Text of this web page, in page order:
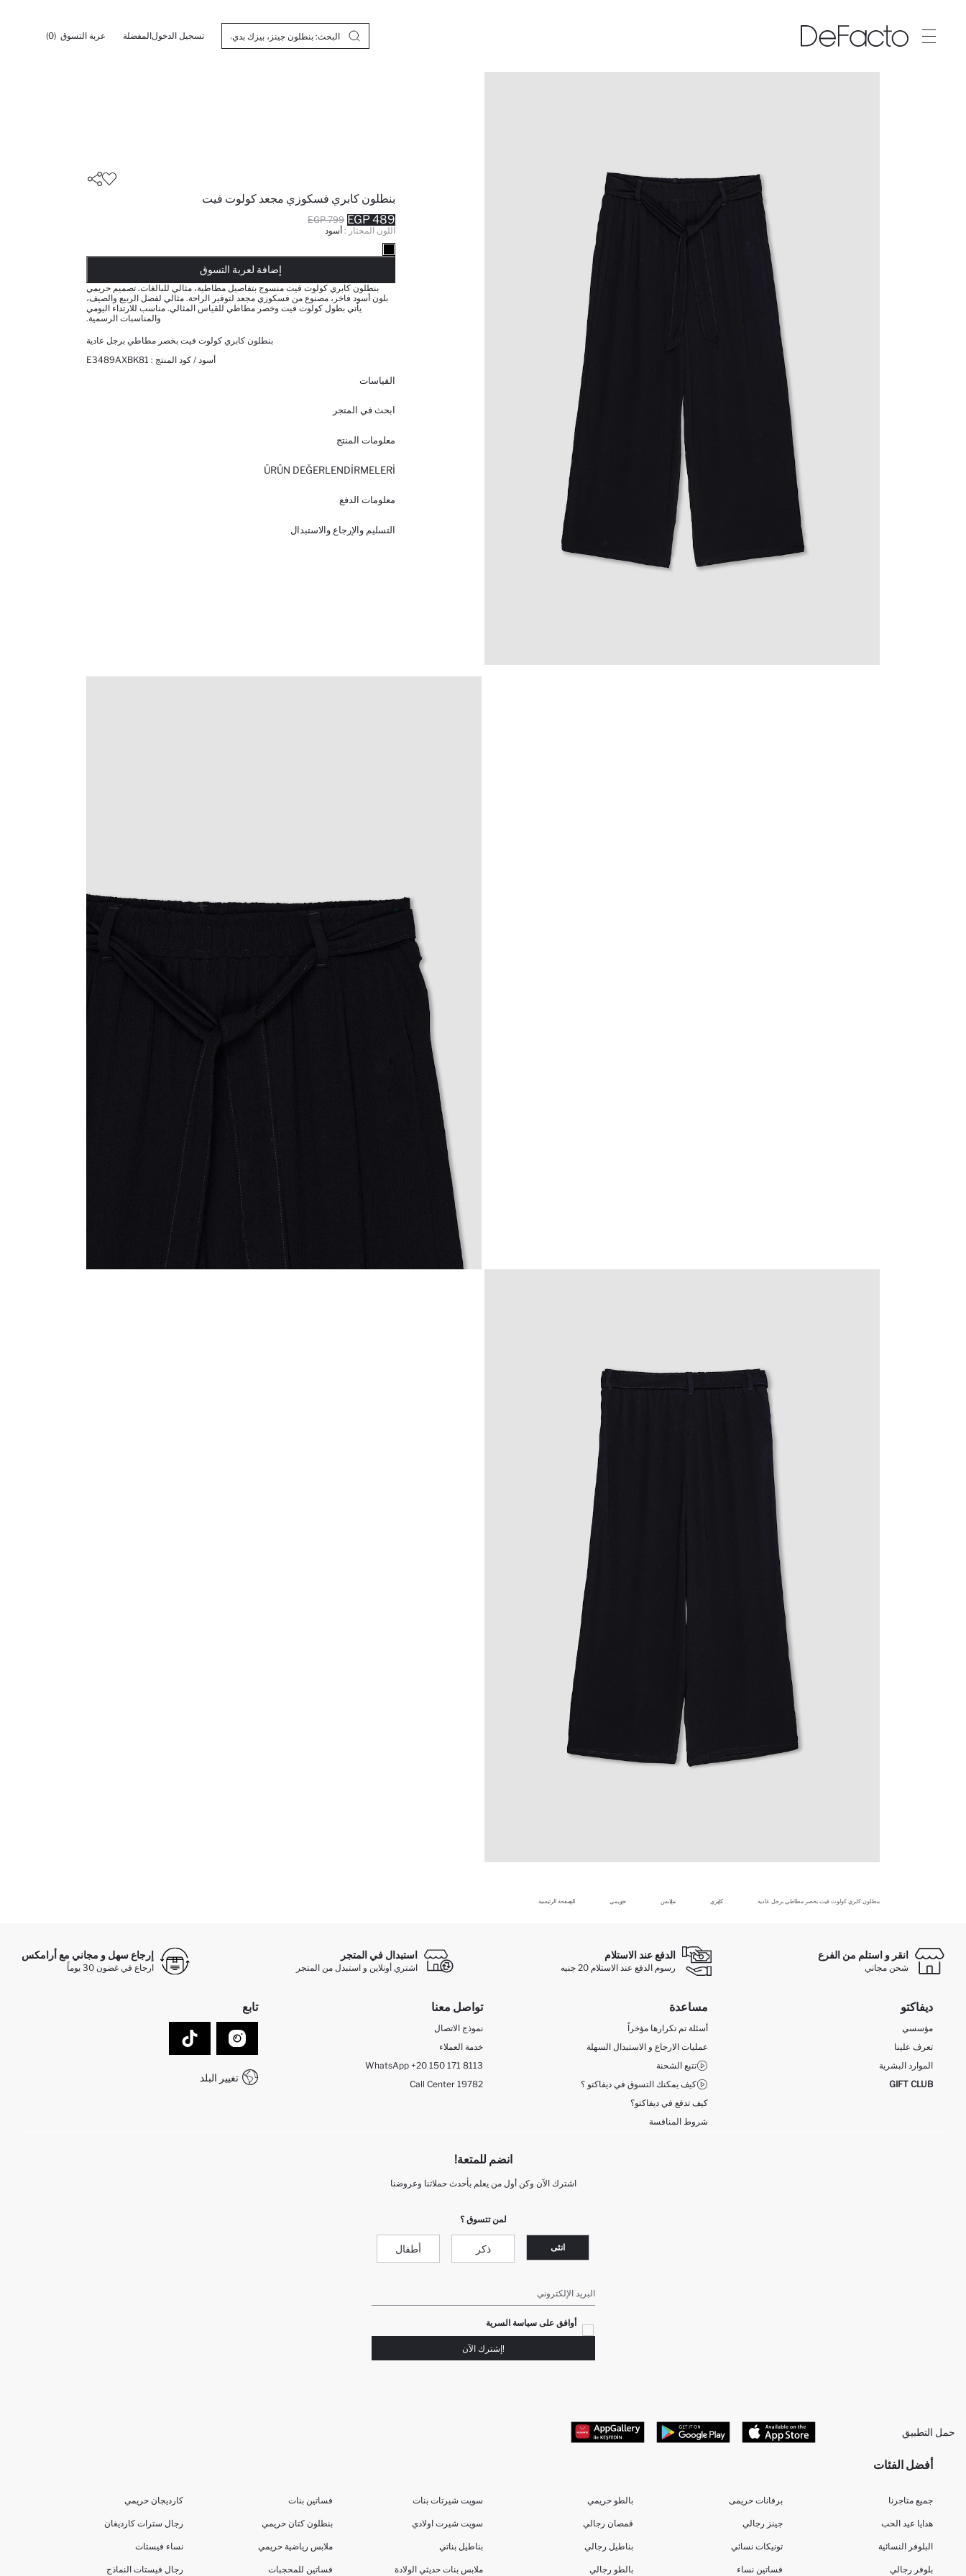
تسجيل الدخولالمفضلة عربة التسوق (0)
بنطلون كابري فسكوزي مجعد كولوت فيت
799 EGP 489 EGP
اللون المختار : أسود
إضافة لعربة التسوق
بنطلون كابري كولوت فيت منسوج بتفاصيل مطاطية، مثالي للبالغات. تصميم حريمي
بلون أسود فاخر، مصنوع من فسكوزي مجعد لتوفير الراحة. مثالي لفصل الربيع والصيف،
يأتي بطول كولوت فيت وخصر مطاطي للقياس المثالي. مناسب للارتداء اليومي
والمناسبات الرسمية.
بنطلون كابري كولوت فيت بخصر مطاطي برجل عادية
أسود / كود المنتج : E3489AXBK81
القياسات
ابحث في المتجر
معلومات المنتج
ÜRÜN DEĞERLENDİRMELERİ
معلومات الدفع
التسليم والإرجاع والاستبدال
الصفحة الرئيسية حريمي ملابس كابري بنطلون كابري كولوت فيت بخصر مطاطي برجل عادية
انقر و استلم من الفرع
شحن مجاني
الدفع عند الاستلام
رسوم الدفع عند الاستلام 20 جنيه
استبدال في المتجر
اشتري أونلاين و استبدل من المتجر
إرجاع سهل و مجاني مع أرامكس
ارجاع في غضون 30 يوماً
ديفاكتو
مؤسسي
تعرف علينا
الموارد البشرية
GIFT CLUB
مساعدة
أسئلة تم تكرارها مؤخراً
عمليات الارجاع و الاستبدال السهلة
تتبع الشحنة
كيف يمكنك التسوق في ديفاكتو ؟
كيف تدفع في ديفاكتو؟
شروط المنافسة
تواصل معنا
نموذج الاتصال
خدمة العملاء
WhatsApp +20 150 171 8113
Call Center 19782
تابع
تغيير البلد
انضم للمتعة!
اشترك الآن وكن أول من يعلم بأحدث حملاتنا وعروضنا
لمن تتسوق ؟
انثى ذكر أطفال
البريد الإلكتروني
أوافق على سياسة السرية
!إشترك الآن
حمل التطبيق
أفضل الفئات
جميع متاجرنا
هدايا عيد الحب
البلوفر النسائية
بلوفر رجالي
برفانات حريمى
جينز رجالي
تونيكات نسائي
فساتين نساء
بالطو حريمي
قمصان رجالي
بناطيل رجالي
بالطو رجالي
سويت شيرتات بنات
سويت شيرت اولادي
بناطيل بناتي
ملابس بنات حديثي الولادة
فساتين بنات
بنطلون كتان حريمي
ملابس رياضية حريمي
فساتين للمحجبات
كارديجان حريمي
رجال سترات كارديغان
نساء فيستات
رجال فيستات النماذج